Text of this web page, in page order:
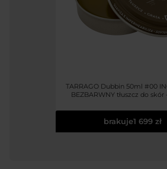
TARRAGO Dubbin 50ml #00
BEZBARWNY tłuszcz do skór
brakuje1 699 zł